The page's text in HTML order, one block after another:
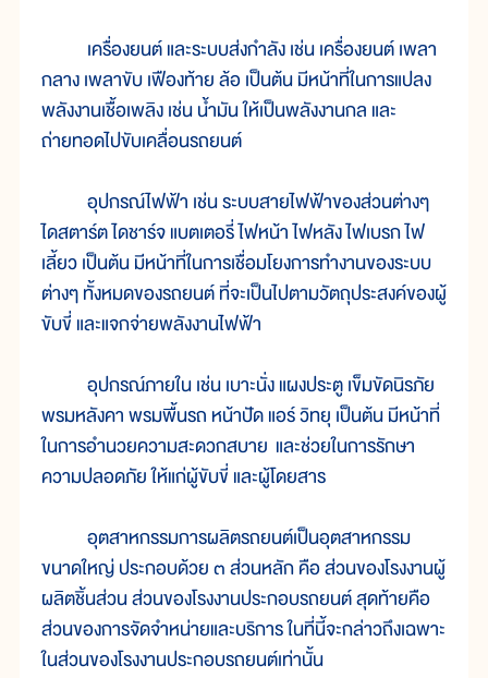
เครื่องยนต์ และระบบส่งกำลัง เช่น เครื่องยนต์ เพลา
กลาง เพลาขับ เฟืองท้าย ล้อ เป็นต้น มีหน้าที่ในการแปลง
พลังงานเชื้อเพลิง เช่น น้ำมัน ให้เป็นพลังงานกล และ
ถ่ายทอดไปขับเคลื่อนรถยนต์
อุปกรณ์ไฟฟ้า เช่น ระบบสายไฟฟ้าของส่วนต่างๆ
ไดสตาร์ต ไดชาร์จ แบตเตอรี่ ไฟหน้า ไฟหลัง ไฟเบรก ไฟ
เลี้ยว เป็นต้น มีหน้าที่ในการเชื่อมโยงการทำงานของระบบ
ต่างๆ ทั้งหมดของรถยนต์ ที่จะเป็นไปตามวัตถุประสงค์ของผู้
ขับขี่ และแจกจ่ายพลังงานไฟฟ้า
อุปกรณ์ภายใน เช่น เบาะนั่ง แผงประตู เข็มขัดนิรภัย
พรมหลังคา พรมพื้นรถ หน้าปัด แอร์ วิทยุ เป็นต้น มีหน้าที่
ในการอำนวยความสะดวกสบาย และช่วยในการรักษา
ความปลอดภัย ให้แก่ผู้ขับขี่ และผู้โดยสาร
อุตสาหกรรมการผลิตรถยนต์เป็นอุตสาหกรรม
ขนาดใหญ่ ประกอบด้วย ๓ ส่วนหลัก คือ ส่วนของโรงงานผู้
ผลิตชิ้นส่วน ส่วนของโรงงานประกอบรถยนต์ สุดท้ายคือ
ส่วนของการจัดจำหน่ายและบริการ ในที่นี้จะกล่าวถึงเฉพาะ
ในส่วนของโรงงานประกอบรถยนต์เท่านั้น